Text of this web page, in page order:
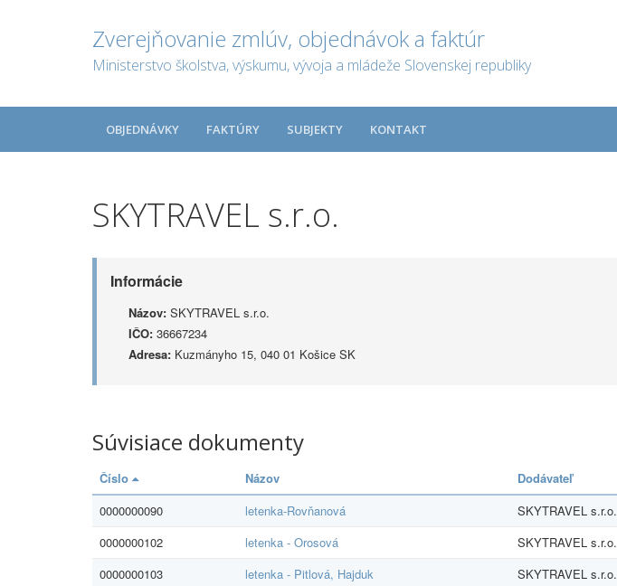
Zverejňovanie zmlúv, objednávok a faktúr
Ministerstvo školstva, výskumu, vývoja a mládeže Slovenskej republiky
OBJEDNÁVKY FAKTÚRY SUBJEKTY KONTAKT
SKYTRAVEL s.r.o.
Informácie
Názov: SKYTRAVEL s.r.o.
IČO: 36667234
Adresa: Kuzmányho 15, 040 01 Košice SK
Súvisiace dokumenty
Číslo Názov Dodávateľ
0000000090
letenka-Rovňanová SKYTRAVEL s.r.o.
0000000102
letenka - Orosová SKYTRAVEL s.r.o.
0000000103
letenka - Pitlová, Hajduk SKYTRAVEL s.r.o.